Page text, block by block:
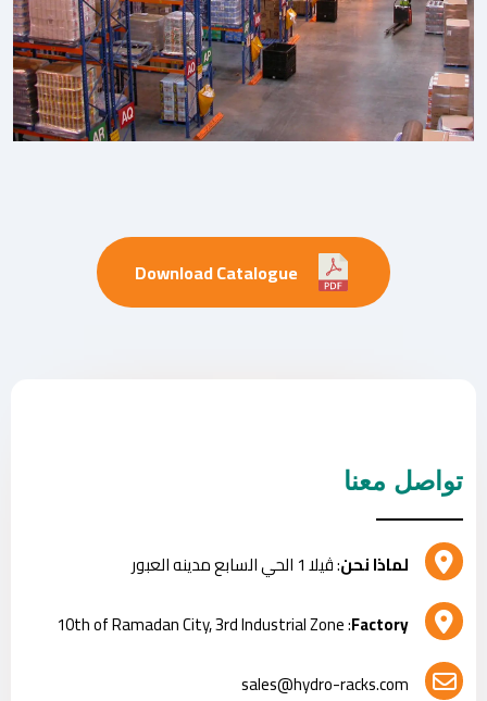
Download Catalogue
تواصل معنا
لماذا نحن: ڤيلا 1 الحي السابع مدينه العبور
Factory
: 10th of Ramadan City, 3rd Industrial Zone
sales@hydro-racks.com